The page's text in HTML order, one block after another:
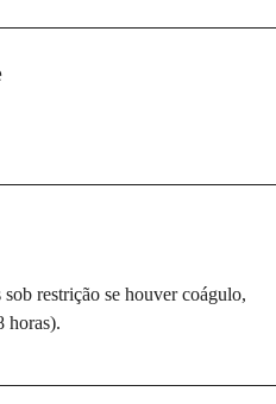
sob restrição se houver coágulo,
horas).